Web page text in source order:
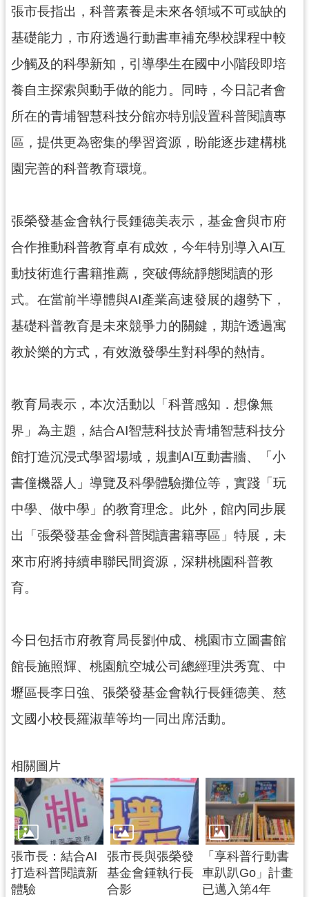
網
站
導
市
政
信
見
園
市
府
入
口
網
私
政
策
網
安
全
策
政
站
資
料
開
宣
張市長指出，科普素養是未來各領域不可或缺的
基礎能力，市府透過行動書車補充學校課程中較
少觸及的科學新知，引導學生在國中小階段即培
養自主探索與動手做的能力。同時，今日記者會
所在的青埔智慧科技分館亦特別設置科普閱讀專
區，提供更為密集的學習資源，盼能逐步建構桃
園完善的科普教育環境。
張榮發基金會執行長鍾德美表示，基金會與市府
合作推動科普教育卓有成效，今年特別導入AI互
動技術進行書籍推薦，突破傳統靜態閱讀的形
式。在當前半導體與AI產業高速發展的趨勢下，
基礎科普教育是未來競爭力的關鍵，期許透過寓
教於樂的方式，有效激發學生對科學的熱情。
教育局表示，本次活動以「科普感知．想像無
界」為主題，結合AI智慧科技於青埔智慧科技分
館打造沉浸式學習場域，規劃AI互動書牆、「小
書僮機器人」導覽及科學體驗攤位等，實踐「玩
中學、做中學」的教育理念。此外，館內同步展
出「張榮發基金會科普閱讀書籍專區」特展，未
來市府將持續串聯民間資源，深耕桃園科普教
育。
今日包括市府教育局長劉仲成、桃園市立圖書館
館長施照輝、桃園航空城公司總經理洪秀寬、中
壢區長李日強、張榮發基金會執行長鍾德美、慈
文國小校長羅淑華等均一同出席活動。
相關圖片
張市長：結合AI
打造科普閱讀新
體驗
張市長與張榮發
基金會鍾執行長
合影
「享科普行動書
車趴趴Go」計畫
已邁入第4年